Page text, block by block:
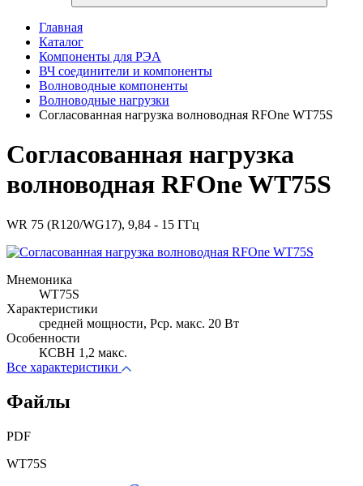
Главная
Каталог
Компоненты для РЭА
ВЧ соединители и компоненты
Волноводные компоненты
Волноводные нагрузки
Согласованная нагрузка волноводная RFOne WT75S
Согласованная нагрузка
волноводная RFOne WT75S
WR 75 (R120/WG17), 9,84 - 15 ГГц
Мнемоника
WT75S
Характеристики
средней мощности, Pср. макс. 20 Вт
Особенности
КСВН 1,2 макс.
Все характеристики
Файлы
PDF
WT75S